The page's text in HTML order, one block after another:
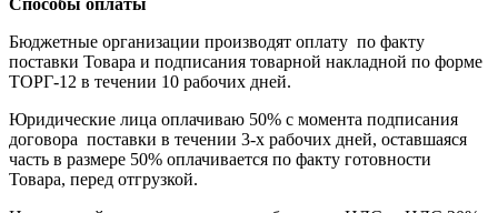
Способы оплаты
Бюджетные организации производят оплату по факту
поставки Товара и подписания товарной накладной по форме
ТОРГ-12 в течении 10 рабочих дней.
Юридические лица оплачиваю 50% с момента подписания
договора поставки в течении 3-х рабочих дней, оставшаяся
часть в размере 50% оплачивается по факту готовности
Товара, перед отгрузкой.